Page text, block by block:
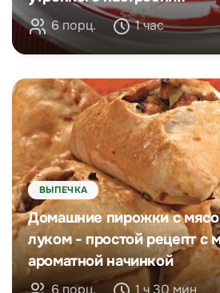
6 порц. 1 час
ВЫПЕЧКА
Домашние пирожки с
луком - простой рецепт с
ароматной начинкой